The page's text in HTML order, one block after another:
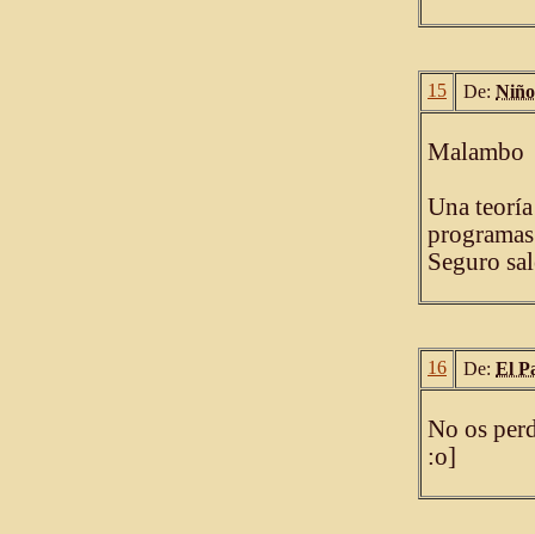
15 De:
Malambo
Una teoría
Seguro
16 De: El
No os
:o]